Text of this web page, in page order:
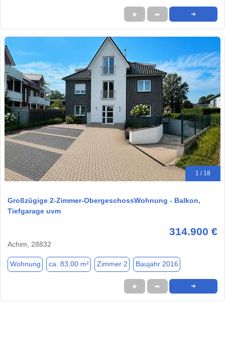
★ ➦ ➜
1 / 18
Großzügige 2-Zimmer-ObergeschossWohnung - Balkon,
Tiefgarage uvm
314.900 €
Achim, 28832
Wohnung ca. 83,00 m² Zimmer 2 Baujahr 2016
★ ➦ ➜